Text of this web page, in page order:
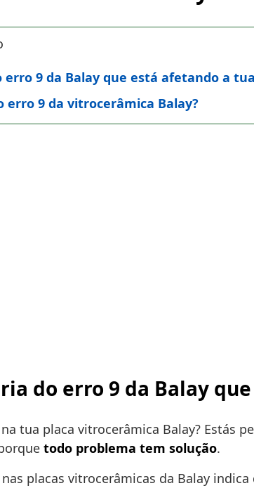
erro 9 da Balay que está afetando a
erro 9 da vitrocerâmica Balay?
do erro 9 da Balay
tua placa vitrocerâmica Balay? Estás
todo problema tem solução.
placas vitrocerâmicas da Balay